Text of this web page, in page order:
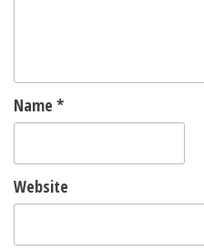
Name *
Website